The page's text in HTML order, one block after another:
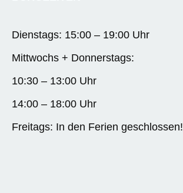
Dienstags: 15:00 – 19:00 Uhr
Mittwochs + Donnerstags:
10:30 – 13:00 Uhr
14:00 – 18:00 Uhr
Freitags: In den Ferien geschlossen!